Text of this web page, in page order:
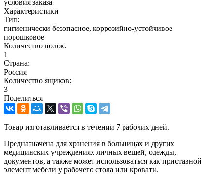
условия заказа
Характеристики
Тип:
гигиенически безопасное, коррозийно-устойчивое
порошковое
Количество полок:
1
Страна:
Россия
Количество ящиков:
3
Поделиться
Товар изготавливается в течении 7 рабочих дней.
Предназначена для хранения в больницах и других
медицинских учреждениях личных вещей, одежды,
документов, а также может использоваться как приставной
элемент мебели у рабочего стола или кровати.